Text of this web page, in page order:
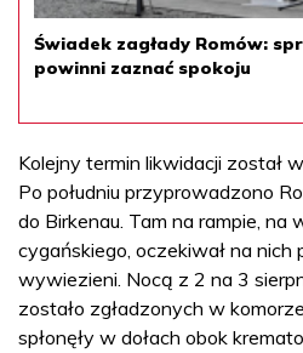
Świadek zagłady Romów:
powinni zaznać spokoju
Kolejny termin likwidacji został
Po południu przyprowadzono
do Birkenau. Tam na rampie, na
cygańskiego, oczekiwał na
wywiezieni. Nocą z 2 na 3
zostało zgładzonych w
spłonęły w dołach obok